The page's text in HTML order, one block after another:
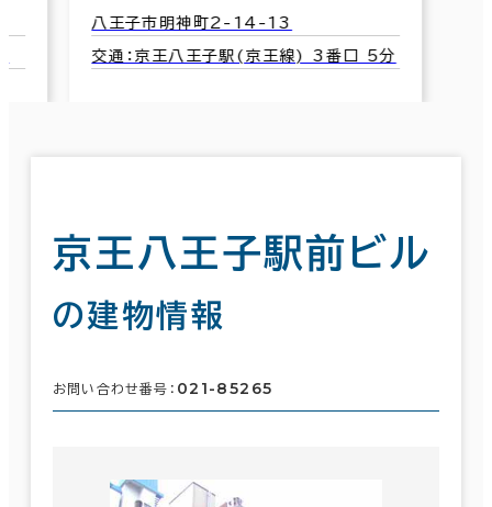
八王子市明神町2-14-13
交通：京王八王子駅(京王線) 3番口 5分
京王八王子駅前ビル
の建物情報
お問い合わせ番号： 021-85265